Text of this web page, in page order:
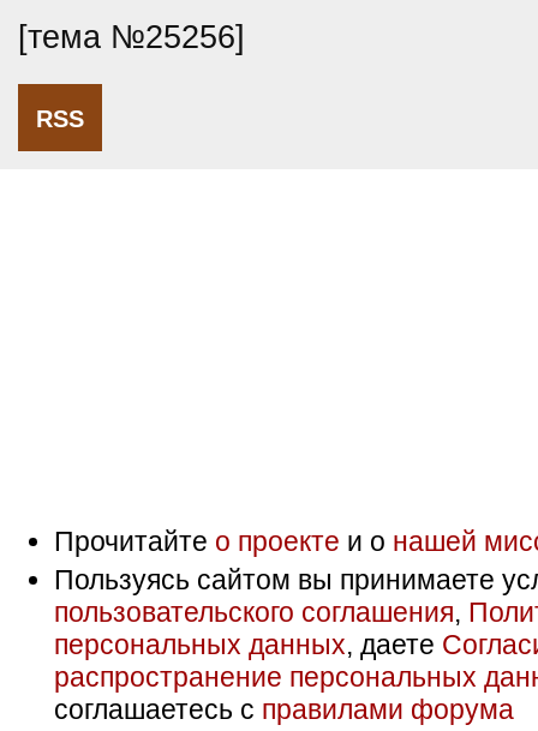
[тема №25256]
RSS
Прочитайте о проекте и о нашей
Пользуясь сайтом вы принимаете
пользовательского соглашения,
персональных данных, даете
распространение персональных
соглашаетесь с правилами форума